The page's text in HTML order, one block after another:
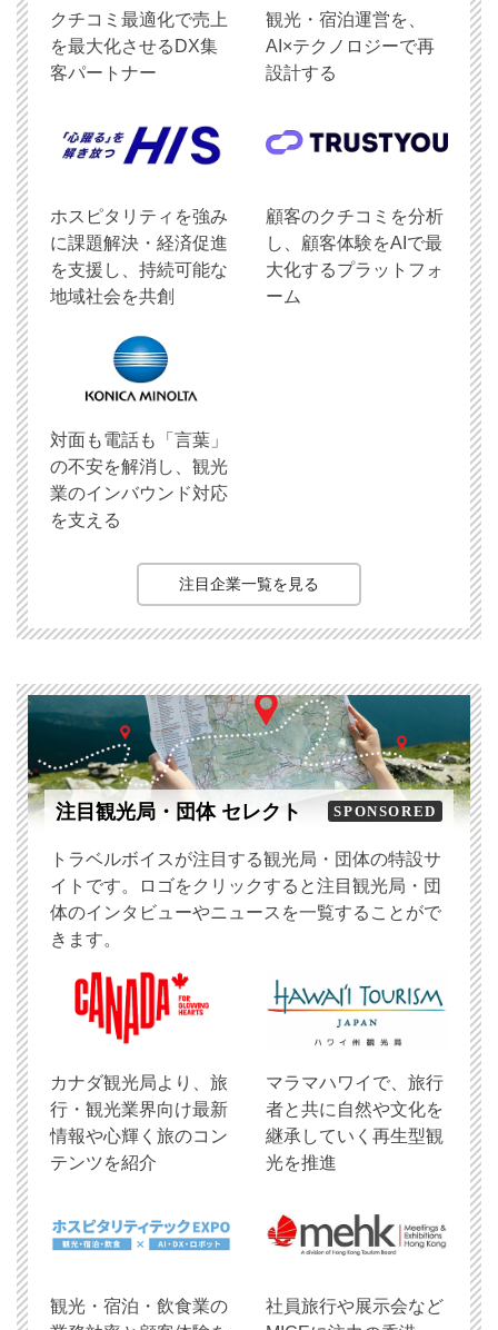
クチコミ最適化で売上
を最大化させるDX集
客パートナー
観光・宿泊運営を、
AI×テクノロジーで再
設計する
ホスピタリティを強み
に課題解決・経済促進
を支援し、持続可能な
地域社会を共創
顧客のクチコミを分析
し、顧客体験をAIで最
大化するプラットフォ
ーム
対面も電話も「言葉」
の不安を解消し、観光
業のインバウンド対応
を支える
注目企業一覧を見る
注目観光局・団体 セレクト SPONSORED
トラベルボイスが注目する観光局・団体の特設サ
イトです。ロゴをクリックすると注目観光局・団
体のインタビューやニュースを一覧することがで
きます。
​カナダ観光局より、旅
行・観光業界向け最新
情報や心輝く旅のコン
テンツを紹介
マラマハワイで、旅行
者と共に自然や文化を
継承していく再生型観
光を推進
観光・宿泊・飲食業の
社員旅行や展示会など